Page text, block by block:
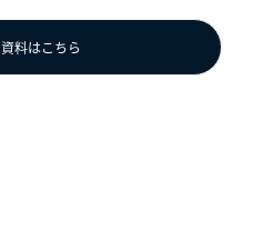
資料はこちら